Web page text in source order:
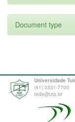
Document type
Universidade
(41) 3331-7700
tede@utp.br